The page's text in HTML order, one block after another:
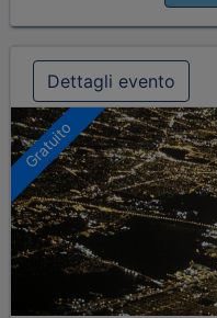
Dettagli evento
Gratuito